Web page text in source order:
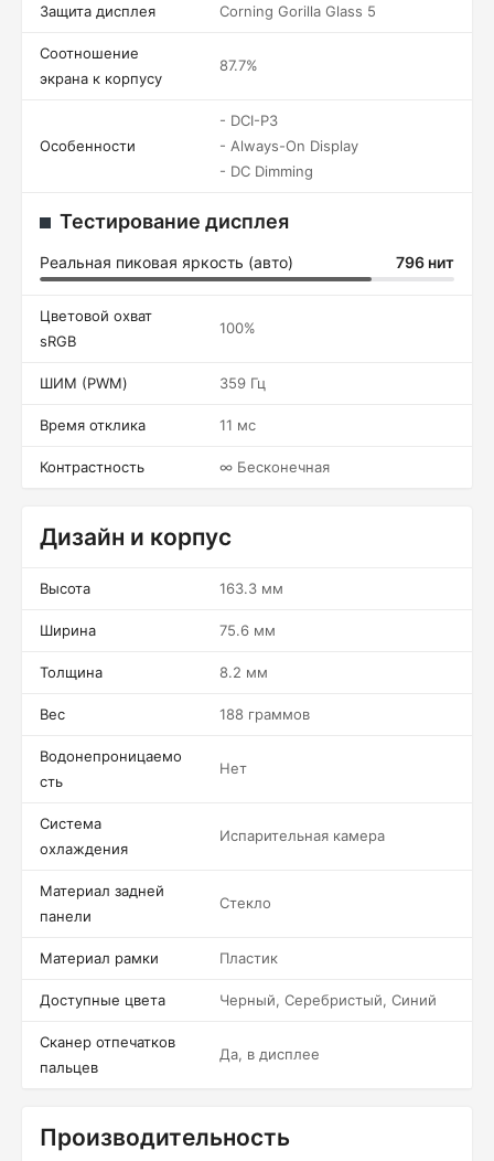
Защита дисплея Corning Gorilla Glass 5
Соотношение
экрана к корпусу
87.7%
Особенности
- DCI-P3
- Always-On Display
- DC Dimming
Тестирование дисплея
Реальная пиковая яркость (авто) 796 нит
Цветовой охват
sRGB
100%
ШИМ (PWM) 359 Гц
Время отклика 11 мс
Контрастность ∞ Бесконечная
Дизайн и корпус
Высота 163.3 мм
Ширина 75.6 мм
Толщина 8.2 мм
Вес 188 граммов
Водонепроницаемо
сть
Нет
Система
охлаждения
Испарительная камера
Материал задней
панели
Стекло
Материал рамки Пластик
Доступные цвета Черный, Серебристый, Синий
Сканер отпечатков
пальцев
Да, в дисплее
Производительность